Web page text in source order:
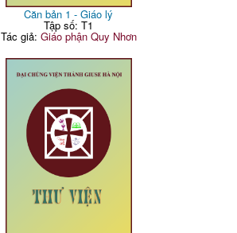
Căn bản 1 - Giáo lý
Tập số: T1
Tác giả: Giáo phận Quy Nhơn